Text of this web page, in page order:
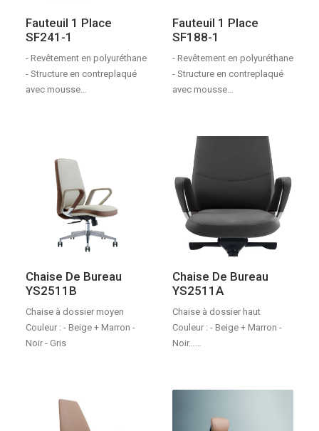
Fauteuil 1 Place
SF241-1
- Revêtement en polyuréthane
- Structure en contreplaqué
avec mousse…
Fauteuil 1 Place
SF188-1
- Revêtement en polyuréthane
- Structure en contreplaqué
avec mousse…
Chaise De Bureau
YS2511B
Chaise à dossier moyen
Couleur : - Beige + Marron -
Noir - Gris
Chaise De Bureau
YS2511A
Chaise à dossier haut
Couleur : - Beige + Marron -
Noir……